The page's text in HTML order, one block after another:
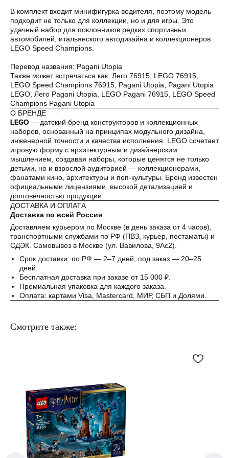
В комплект входит минифигурка водителя, поэтому модель
подходит не только для коллекции, но и для игры. Это
удачный набор для поклонников редких спортивных
автомобилей, итальянского автодизайна и коллекционеров
LEGO Speed Champions.
Перевод названия: Pagani Utopia
Также может встречаться как: Лего 76915, LEGO 76915,
LEGO Speed Champions 76915, Pagani Utopia, Pagani Utopia
LEGO, Лего Pagani Utopia, LEGO Pagani 76915, LEGO Speed
Champions Pagani Utopia
О БРЕНДЕ
LEGO — датский бренд конструкторов и коллекционных
наборов, основанный на принципах модульного дизайна,
инженерной точности и качества исполнения. LEGO сочетает
игровую форму с архитектурным и дизайнерским
мышлением, создавая наборы, которые ценятся не только
детьми, но и взрослой аудиторией — коллекционерами,
фанатами кино, архитектуры и поп-культуры. Бренд известен
официальными лицензиями, высокой детализацией и
долговечностью продукции.
ДОСТАВКА И ОПЛАТА
Доставка по всей России
Доставляем курьером по Москве (в день заказа от 4 часов),
транспортными службами по РФ (ПВЗ, курьер, постаматы) и
СДЭК. Самовывоз в Москве (ул. Вавилова, 9Ас2).
Срок доставки: по РФ — 2–7 дней, под заказ — 20–25
дней.
Бесплатная доставка при заказе от 15 000 ₽.
Премиальная упаковка для каждого заказа.
Оплата: картами Visa, Mastercard, МИР, СБП и Долями.
Смотрите также:
Оплата частями
Оплатите сегодня 25% стоимости покупки
картой любого банка, остальное — тремя
платежами раз в две недели.
Оплата
сегодня
25%
Через
2 недели
25%
Через
4 недели
25%
Через
6 недель
25%
Без комиссий и переплат
Как обычная оплата картой
Понятно